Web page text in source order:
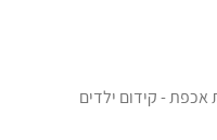
- קידום ילדים